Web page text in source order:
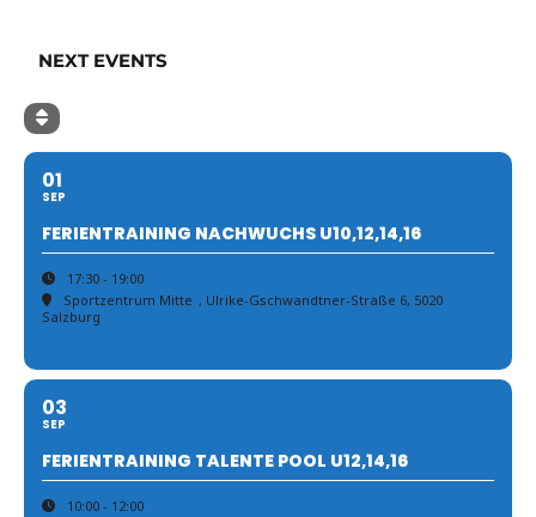
NEXT EVENTS
01
SEP
FERIENTRAINING NACHWUCHS U10,12,14,16
17:30 - 19:00
Sportzentrum Mitte , Ulrike-Gschwandtner-Straße 6, 5020
Salzburg
03
SEP
FERIENTRAINING TALENTE POOL U12,14,16
10:00 - 12:00